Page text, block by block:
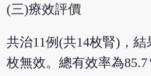
(三)療效評價
共治11例(共14枚腎)，
枚無效。總有效率為